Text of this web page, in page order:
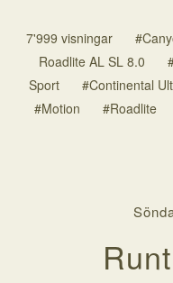
7'999 visningar
Roadlite AL SL 8.0
Sport
#Continental
#Motion
#Roadlite